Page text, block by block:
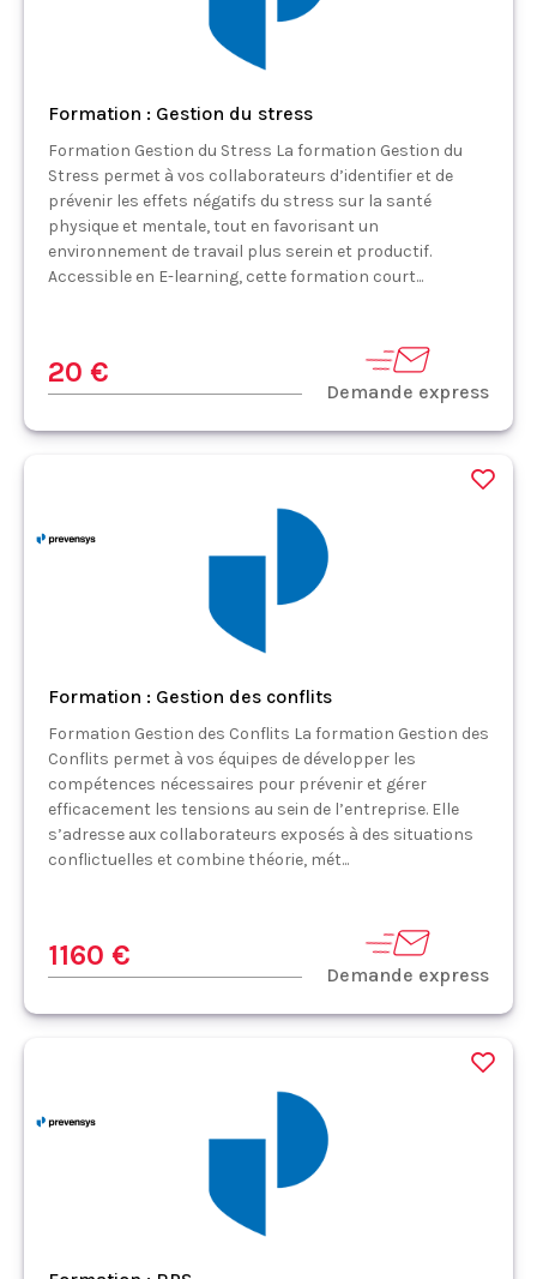
Formation : Gestion du stress
Formation Gestion du Stress La formation Gestion du
Stress permet à vos collaborateurs d’identifier et de
prévenir les effets négatifs du stress sur la santé
physique et mentale, tout en favorisant un
environnement de travail plus serein et productif.
Accessible en E-learning, cette formation court...
20 €
Demande express
Formation : Gestion des conflits
Formation Gestion des Conflits La formation Gestion des
Conflits permet à vos équipes de développer les
compétences nécessaires pour prévenir et gérer
efficacement les tensions au sein de l’entreprise. Elle
s’adresse aux collaborateurs exposés à des situations
conflictuelles et combine théorie, mét...
1160 €
Demande express